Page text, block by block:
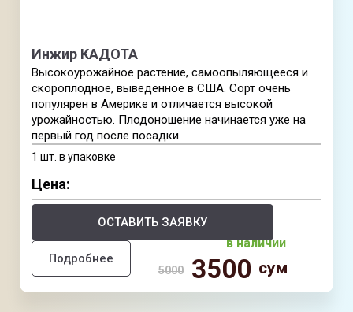
в наличии
сум
5000 3500
Инжир КАДОТА
Высокоурожайное растение, самоопыляющееся и
скороплодное, выведенное в США. Сорт очень
популярен в Америке и отличается высокой
урожайностью. Плодоношение начинается уже на
первый год после посадки.
1 шт. в упаковке
Цена:
ОСТАВИТЬ ЗАЯВКУ
Подробнее